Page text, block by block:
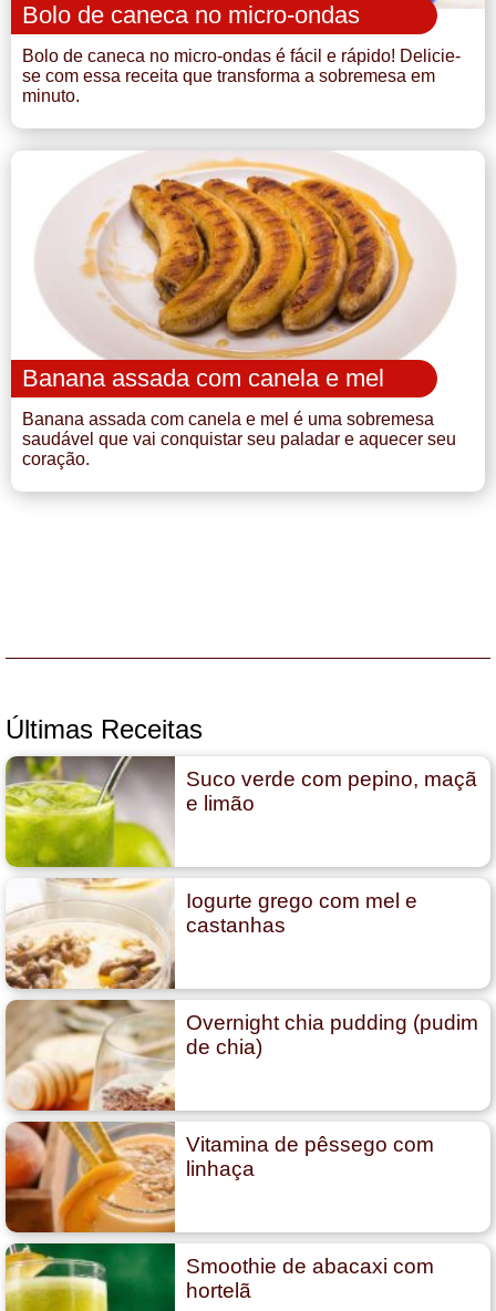
Bolo de caneca no micro-ondas
Bolo de caneca no micro-ondas é fácil e rápido! Delicie-
se com essa receita que transforma a sobremesa em
minuto.
Banana assada com canela e mel
Banana assada com canela e mel é uma sobremesa
saudável que vai conquistar seu paladar e aquecer seu
coração.
Últimas Receitas
Suco verde com pepino, maçã
e limão
Iogurte grego com mel e
castanhas
Overnight chia pudding (pudim
de chia)
Vitamina de pêssego com
linhaça
Smoothie de abacaxi com
hortelã